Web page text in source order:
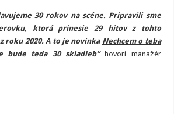
30 rokov na scéne. Pripravili sme
ktorá prinesie 29 hitov z tohto
roku 2020. A to je novinka Nechcem o teba
bude teda 30 skladieb“
hovorí manažér